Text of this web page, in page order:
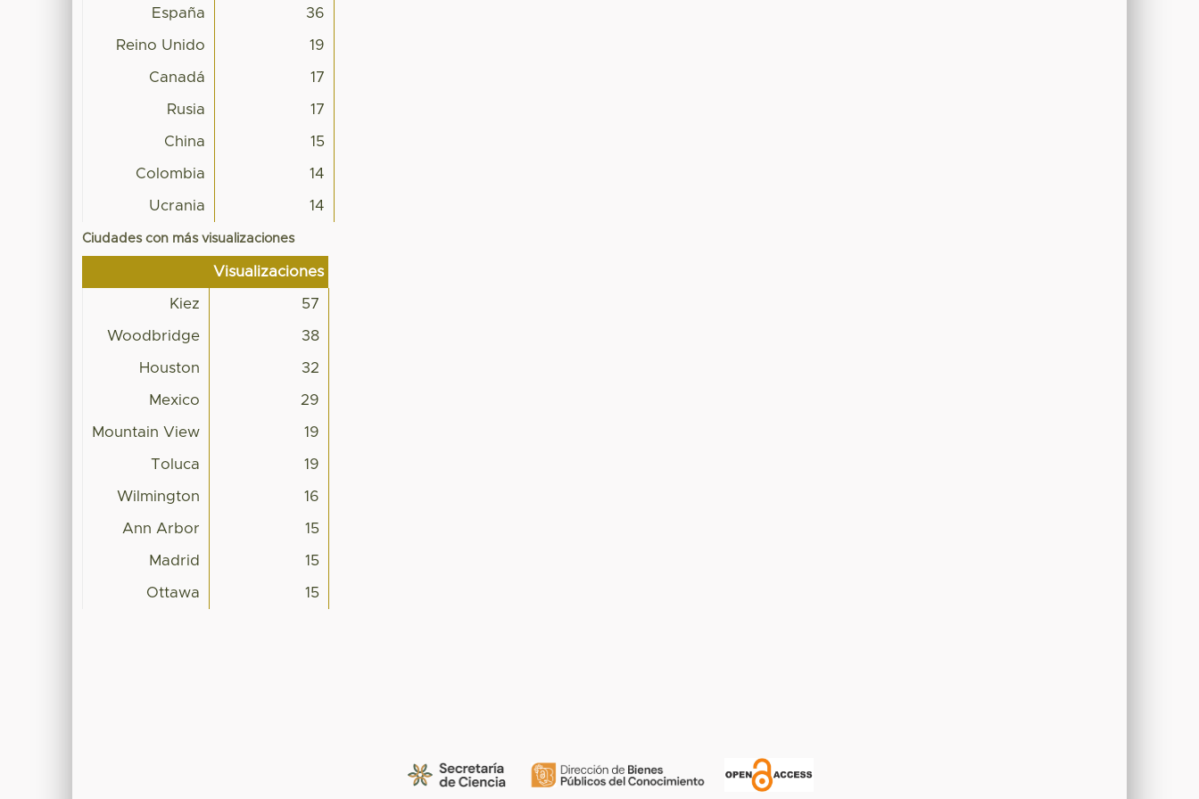
España 36
Reino Unido 19
Canadá 17
Rusia 17
China 15
Colombia 14
Ucrania 14
Ciudades con más visualizaciones
Visualizaciones
Kiez 57
Woodbridge 38
Houston 32
Mexico 29
Mountain View 19
Toluca 19
Wilmington 16
Ann Arbor 15
Madrid 15
Ottawa 15